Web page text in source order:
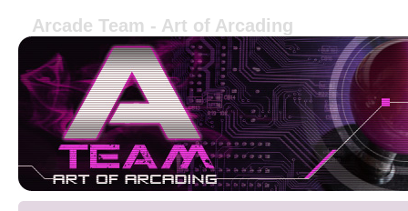
Arcade Team - Art of Arcading